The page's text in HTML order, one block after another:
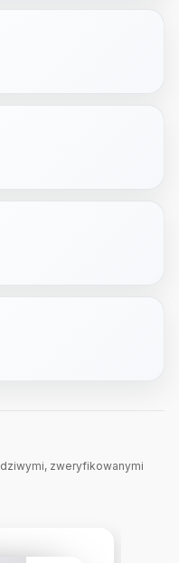
zweryfikowanymi